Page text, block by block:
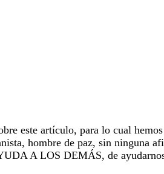
este artículo, para lo cual
hombre de paz, sin ninguna
A LOS DEMÁS, de